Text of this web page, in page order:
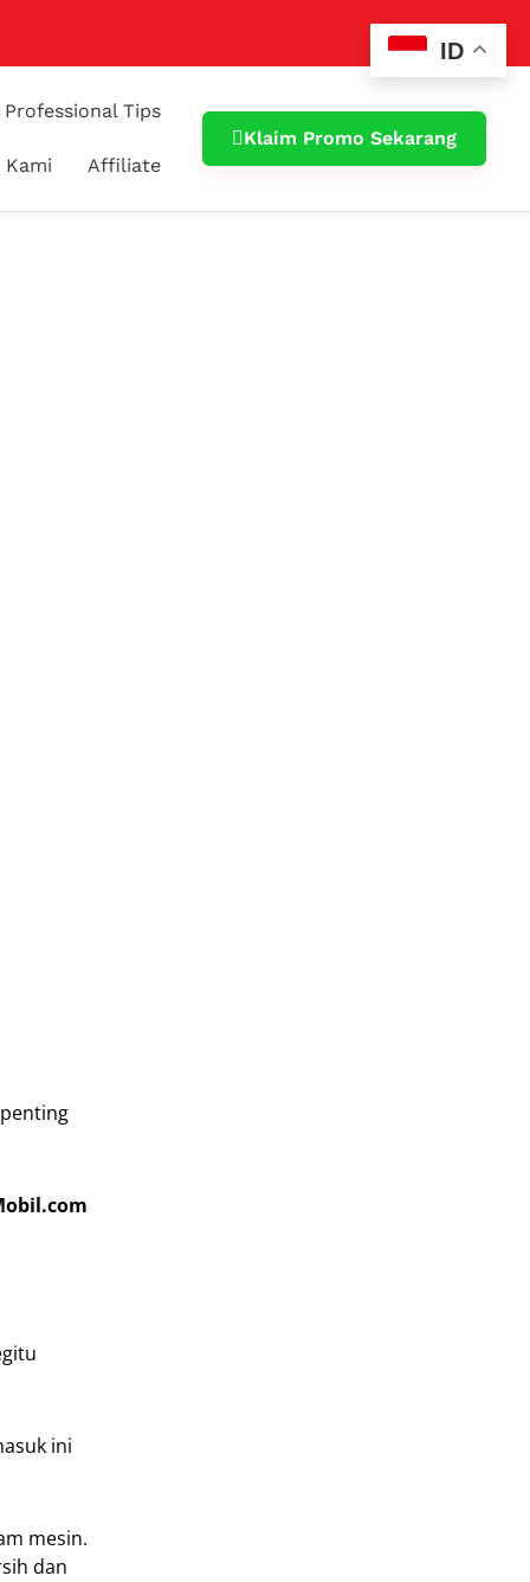
Professional Tips
Kami Affiliate
Klaim Promo Sekarang
ini
mesin.
dan
ID